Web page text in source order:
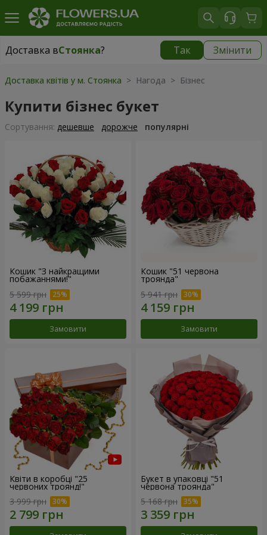
Доставка вСтоянка? Так Змінити
Доставка вСтоянка|
Доставка квітів у м. Стоянка > Нагода > Бізнес
Купити бізнес букет
Сортування: дешевше дорожче популярні
Кошик "З найкращими
побажаннями!"
5 599 грн
Замовити
Кошик "51 червона
троянда"
5 941 грн
Замовити
Квіти в коробці "25
червоних троянд!"
3 999 грн
Букет в упаковці "51
червона троянда"
5 168 грн